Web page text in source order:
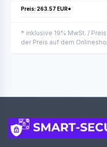
Preis: 263.57 EUR*
* inklusive 19% MwSt. /
der Preis auf dem